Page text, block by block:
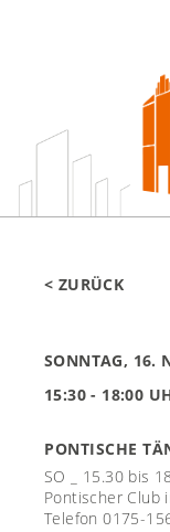
< ZURÜCK
SONNTAG, 16.
15:30 - 18:00
PONTISCHE
SO _ 15.30 bis
Pontischer Club
Telefon 0175-